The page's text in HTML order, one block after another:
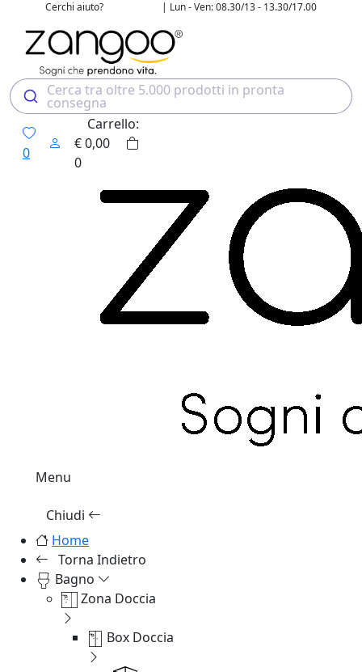
Cerchi aiuto? | Lun - Ven: 08.30/13 - 13.30/17.00
Cerca tra oltre 5.000 prodotti in pronta
consegna
0
Carrello:
€0,00
0
Menu
Chiudi
Home
Torna Indietro
Bagno
Zona Doccia
Box Doccia